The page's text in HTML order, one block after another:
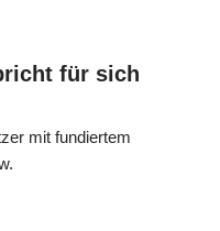
für sich
mit fundiertem